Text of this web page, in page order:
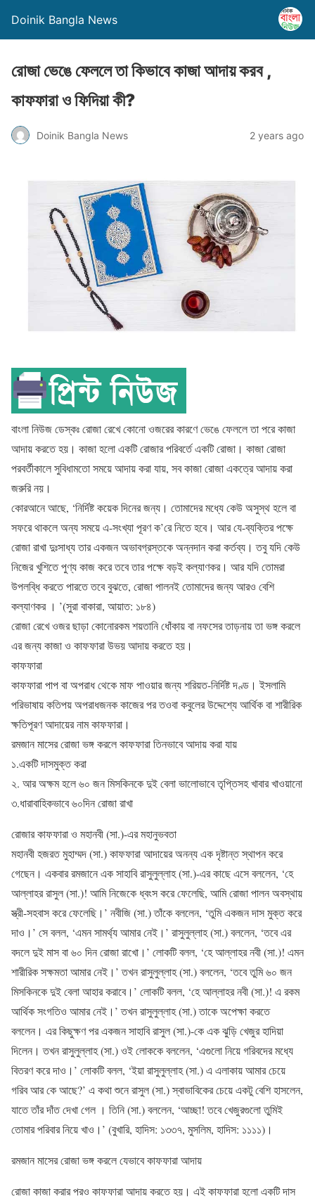
Doinik Bangla News
রোজা ভেঙে ফেললে তা কিভাবে কাজা আদায় করব ,
কাফফারা ও ফিদিয়া কী?
Doinik Bangla News 2 years ago
বাংলা নিউজ ডেস্কঃ রোজা রেখে কোনো ওজরের কারণে ভেঙে ফেললে তা পরে কাজা
আদায় করতে হয়। কাজা হলো একটি রোজার পরিবর্তে একটি রোজা। কাজা রোজা
পরবর্তীকালে সুবিধামতো সময়ে আদায় করা যায়, সব কাজা রোজা একত্রে আদায় করা
জরুরি নয়।
কোরআনে আছে, ‘নির্দিষ্ট কয়েক দিনের জন্য। তোমাদের মধ্যে কেউ অসুস্থ হলে বা
সফরে থাকলে অন্য সময়ে এ-সংখ্যা পূরণ ক’রে নিতে হবে। আর যে-ব্যক্তির পক্ষে
রোজা রাখা দুঃসাধ্য তার একজন অভাবগ্রস্তকে অন্নদান করা কর্তব্য। তবু যদি কেউ
নিজের খুশিতে পুণ্য কাজ করে তবে তার পক্ষে বড়ই কল্যাণকর। আর যদি তোমরা
উপলব্ধি করতে পারতে তবে বুঝতে, রোজা পালনই তোমাদের জন্য আরও বেশি
কল্যাণকর । ’(সুরা বাকারা, আয়াত: ১৮৪)
রোজা রেখে ওজর ছাড়া কোনোরকম শয়তানি ধোঁকায় বা নফসের তাড়নায় তা ভঙ্গ করলে
এর জন্য কাজা ও কাফফারা উভয় আদায় করতে হয়।
কাফফারা
কাফফারা পাপ বা অপরাধ থেকে মাফ পাওয়ার জন্য শরিয়ত-নির্দিষ্ট দণ্ড। ইসলামি
পরিভাষায় কতিপয় অপরাধজনক কাজের পর তওবা কবুলের উদ্দেশ্যে আর্থিক বা শারীরিক
ক্ষতিপূরণ আদায়ের নাম কাফফারা।
রমজান মাসের রোজা ভঙ্গ করলে কাফফারা তিনভাবে আদায় করা যায়
১.একটি দাসমুক্ত করা
২. আর অক্ষম হলে ৬০ জন মিসকিনকে দুই বেলা ভালোভাবে তৃপ্তিসহ খাবার খাওয়ানো
৩.ধারাবাহিকভাবে ৬০দিন রোজা রাখা
রোজার কাফফারা ও মহানবী (সা.)-এর মহানুভবতা
মহানবী হজরত মুহাম্মদ (সা.) কাফফারা আদায়ের অনন্য এক দৃষ্টান্ত স্থাপন করে
গেছেন। একবার রমজানে এক সাহাবি রাসুলুল্লাহ (সা.)-এর কাছে এসে বললেন, ‘হে
আল্লাহর রাসুল (সা.)! আমি নিজেকে ধ্বংস করে ফেলেছি, আমি রোজা পালন অবস্থায়
স্ত্রী-সহবাস করে ফেলেছি।’ নবীজি (সা.) তাঁকে বললেন, ‘তুমি একজন দাস মুক্ত করে
দাও।’ সে বলল, ‘এমন সামর্থ্য আমার নেই।’ রাসুলুল্লাহ (সা.) বললেন, ‘তবে এর
বদলে দুই মাস বা ৬০ দিন রোজা রাখো।’ লোকটি বলল, ‘হে আল্লাহর নবী (সা.)! এমন
শারীরিক সক্ষমতা আমার নেই।’ তখন রাসুলুল্লাহ (সা.) বললেন, ‘তবে তুমি ৬০ জন
মিসকিনকে দুই বেলা আহার করাবে।’ লোকটি বলল, ‘হে আল্লাহর নবী (সা.)! এ রকম
আর্থিক সংগতিও আমার নেই।’ তখন রাসুলুল্লাহ (সা.) তাকে অপেক্ষা করতে
বললেন। এর কিছুক্ষণ পর একজন সাহাবি রাসুল (সা.)-কে এক ঝুড়ি খেজুর হাদিয়া
দিলেন। তখন রাসুলুল্লাহ (সা.) ওই লোককে বললেন, ‘এগুলো নিয়ে গরিবদের মধ্যে
বিতরণ করে দাও।’ লোকটি বলল, ‘ইয়া রাসুলুল্লাহ (সা.) এ এলাকায় আমার চেয়ে
গরিব আর কে আছে?’ এ কথা শুনে রাসুল (সা.) স্বাভাবিকের চেয়ে একটু বেশি হাসলেন,
যাতে তাঁর দাঁত দেখা গেল । তিনি (সা.) বললেন, ‘আচ্ছা! তবে খেজুরগুলো তুমিই
তোমার পরিবার নিয়ে খাও।’ (বুখারি, হাদিস: ১৩৩৭, মুসলিম, হাদিস: ১১১১)।
রমজান মাসের রোজা ভঙ্গ করলে যেভাবে কাফফারা আদায়
রোজা কাজা করার পরও কাফফারা আদায় করতে হয়। এই কাফফারা হলো একটি দাস